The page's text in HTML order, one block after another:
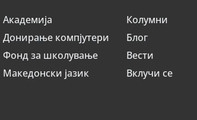
Академија
Донирање компјутери
Фонд за школување
Македонски јазик
Колумни
Блог
Вести
Вклучи се